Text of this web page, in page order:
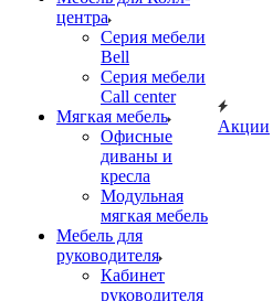
центра
Серия мебели
Bell
Серия мебели
Call center
Мягкая мебель
Офисные
диваны и
кресла
Модульная
мягкая мебель
Мебель для
руководителя
Кабинет
руководителя
Акции